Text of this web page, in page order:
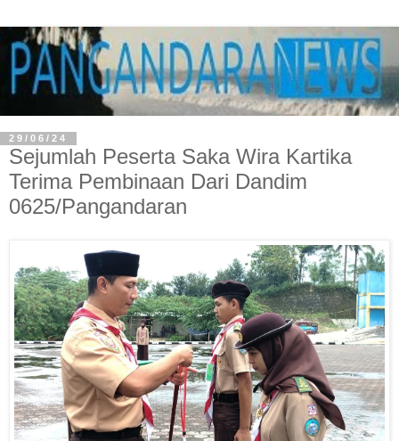
29/06/24
Sejumlah Peserta Saka Wira Kartika
Terima Pembinaan Dari Dandim
0625/Pangandaran